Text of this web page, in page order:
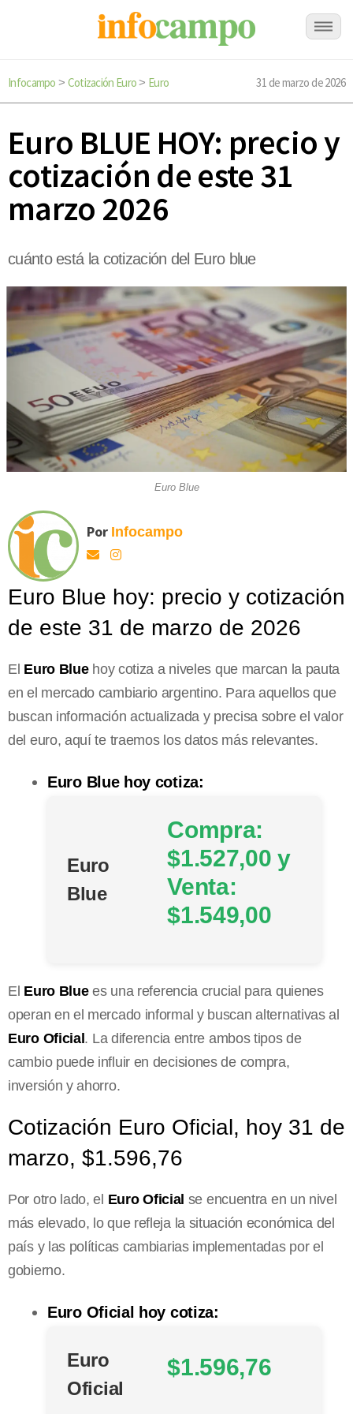
Infocampo > Cotización Euro> Euro 31 de marzo de 2026
Euro BLUE HOY: precio y
cotización de este 31
marzo 2026
cuánto está la cotización del Euro blue
Euro Blue
Por Infocampo
Euro Blue hoy: precio y cotización
de este 31 de marzo de 2026
El Euro Bluehoy cotiza a niveles que marcan la pauta
en el mercado cambiario argentino. Para aquellos que
buscan información actualizada y precisa sobre el valor
del euro, aquí te traemos los datos más relevantes.
Euro Blue hoy cotiza:
Euro
Blue
Compra:
$1.527,00 y
Venta:
$1.549,00
El Euro Bluees una referencia crucial para quienes
operan en el mercado informal y buscan alternativas al
Euro Oficial . La diferencia entre ambos tipos de
cambio puede influir en decisiones de compra,
inversión y ahorro.
Cotización Euro Oficial, hoy 31 de
marzo, $1.596,76
Por otro lado, el Euro Oficial se encuentra en un nivel
más elevado, lo que refleja la situación económica del
país y las políticas cambiarias implementadas por el
gobierno.
Euro Oficial hoy cotiza:
Euro
Oficial
$1.596,76